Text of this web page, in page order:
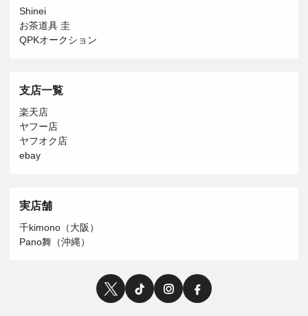
Shinei
お茶道具 圭
QPKオークション
支店一覧
楽天店
ヤフー店
ヤフオク店
ebay
実店舗
千kimono（大阪）
Pano舞（沖縄）